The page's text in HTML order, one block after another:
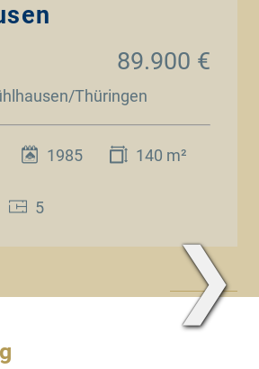
Thüringen
89.900 €
1985 140 m²
5
❯